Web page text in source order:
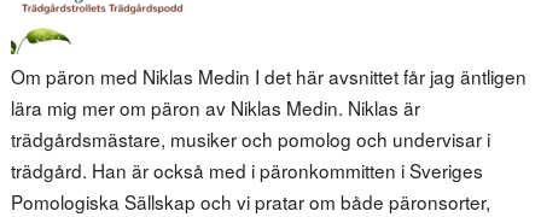
Om päron med Niklas Medin I det här avsnittet får jag äntligen
lära mig mer om päron av Niklas Medin. Niklas är
trädgårdsmästare, musiker och pomolog och undervisar i
trädgård. Han är också med i päronkommitten i Sveriges
Pomologiska Sällskap och vi pratar om både päronsorter,